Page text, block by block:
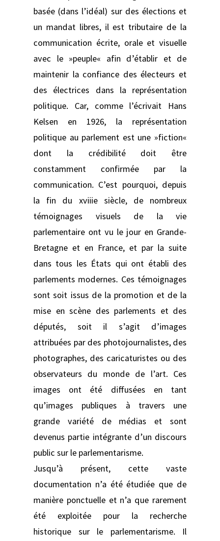
basée (dans l’idéal) sur des élections et
un mandat libres, il est tributaire de la
communication écrite, orale et visuelle
avec le »peuple« afin d’établir et de
maintenir la confiance des électeurs et
des électrices dans la représentation
politique. Car, comme l’écrivait Hans
Kelsen en 1926, la représentation
politique au parlement est une »fiction«
dont la crédibilité doit être
constamment confirmée par la
communication. C’est pourquoi, depuis
la fin du xviiie siècle, de nombreux
témoignages visuels de la vie
parlementaire ont vu le jour en Grande-
Bretagne et en France, et par la suite
dans tous les États qui ont établi des
parlements modernes. Ces témoignages
sont soit issus de la promotion et de la
mise en scène des parlements et des
députés, soit il s’agit d’images
attribuées par des photojournalistes, des
photographes, des caricaturistes ou des
observateurs du monde de l’art. Ces
images ont été diffusées en tant
qu’images publiques à travers une
grande variété de médias et sont
devenus partie intégrante d’un discours
public sur le parlementarisme.
Jusqu’à présent, cette vaste
documentation n’a été étudiée que de
manière ponctuelle et n’a que rarement
été exploitée pour la recherche
historique sur le parlementarisme. Il